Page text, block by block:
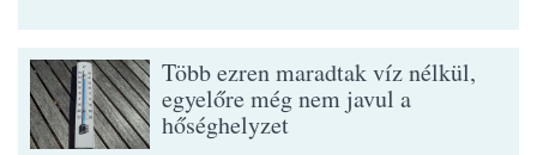
Több ezren maradtak víz nélkül,
egyelőre még nem javul a
hőséghelyzet